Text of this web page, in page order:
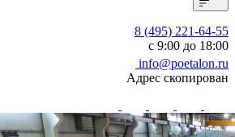
8 (495) 221-64-55
с 9:00 до 18:00
info@poetalon.ru
Адрес скопирован